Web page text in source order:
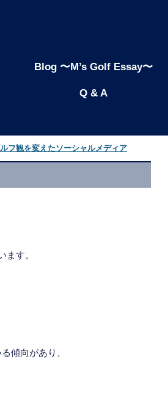
Blog 〜M’s Golf Essay〜
Q & A
フ観を変えたソーシャルメディア
す。
傾向があり、